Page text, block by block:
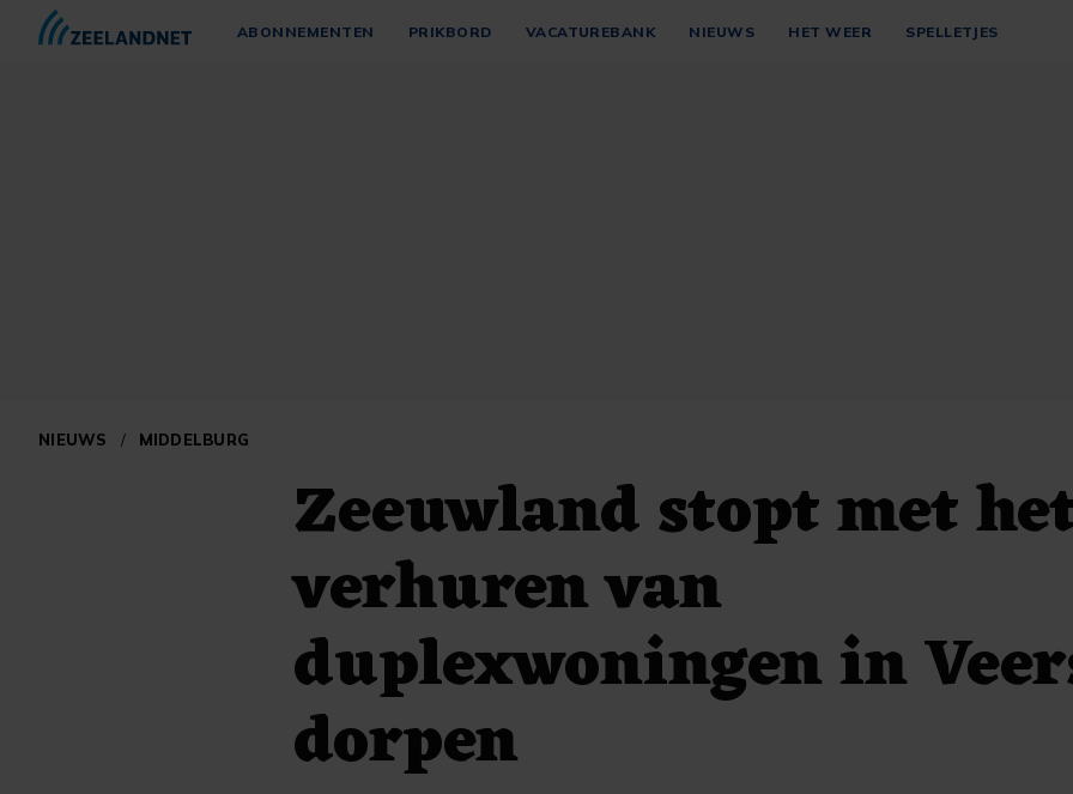
ABONNEMENTEN PRIKBORD VACATUREBANK NIEUWS HET WEER SPELLETJES
NIEUWS / MIDDELBURG
Zeeuwland stopt met
verhuren van
duplexwoningen in
dorpen